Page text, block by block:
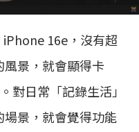
16e，沒有超
景，就會顯得卡
對日常「記錄生活」
景，就會覺得功能